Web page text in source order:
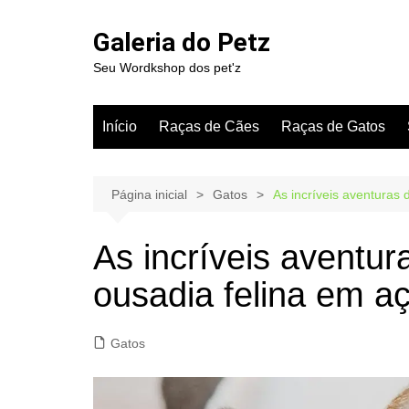
Galeria do Petz
Seu Wordkshop dos pet'z
Início Raças de Cães Raças de Gatos
Página inicial Gatos As incríveis aventuras
As incríveis
ousadia felina em
Gatos